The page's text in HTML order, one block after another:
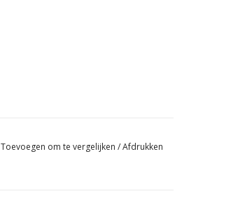
Toevoegen om te vergelijken /Afdrukken